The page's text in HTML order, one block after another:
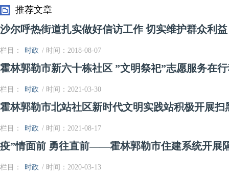
推荐文章
沙尔呼热街道扎实做好信访工作 切实维护群众利益
栏目： 时政 / 时间：2018-08-07
霍林郭勒市新六十栋社区 ”文明祭祀”志愿服务在
栏目： 时政 / 时间：2021-03-30
霍林郭勒市北站社区新时代文明实践站积极开展
栏目： 时政 / 时间：2021-08-17
疫”情面前 勇往直前——霍林郭勒市住建系统开展
栏目： 时政 / 时间：2020-03-13